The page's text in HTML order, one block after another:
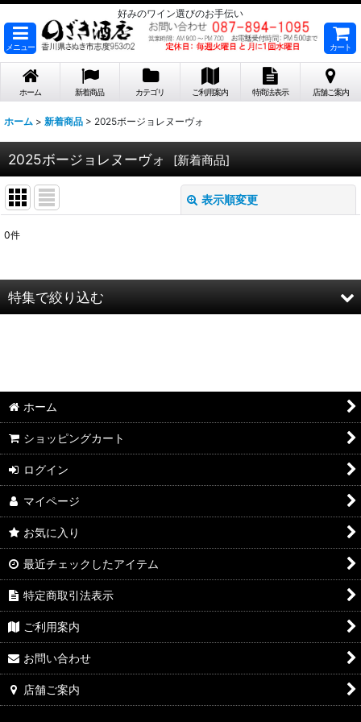
好みのワイン選びのお手伝い
メニュー カート
ホーム 新着商品 カテゴリ ご利用案内 特商法表示 店舗ご案内
ホーム > 新着商品 > 2025ボージョレヌーヴォ
2025ボージョレヌーヴォ [新着商品]
表示順変更
在庫あり
0件
特集で絞り込む
2026年6月DMワイン
2026年5月DMワイン
2026年4月DMワイン
2026年3月DMワイン
2026年2月DMワイン
2026年1月DMワイン
2025年12月DMワイン
2025年11月DMワイン
2025年10月DMワイン
ホーム
ショッピングカート
ログイン
マイページ
お気に入り
最近チェックしたアイテム
特定商取引法表示
ご利用案内
お問い合わせ
店舗ご案内